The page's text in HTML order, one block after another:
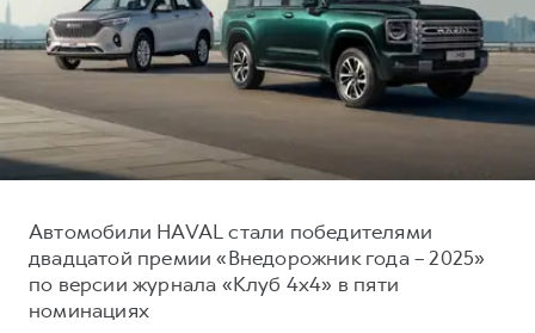
H7
от 3 799 000 ₽
Тест-драйв
Трейд-ин
КРЕДИТ И СТРАХОВАНИЕ
Страхование
Кредит
СЕРВИСНОЕ ОБСЛУЖИВАНИЕ
Нулевое ТО
Программа «Помощь на дороге»
Регламенты технического обслуживания
ПОДДЕРЖКА
GWM Безопасность
О дилере
Наша команда
Контакты
Автомобили HAVAL стали победителями
двадцатой премии «Внедорожник года – 2025»
по версии журнала «Клуб 4x4» в пяти
номинациях